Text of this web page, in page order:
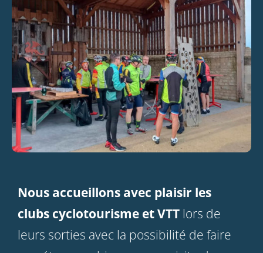
Nous accueillons avec plaisir les
clubs cyclotourisme et VTT lors de
leurs sorties avec la possibilité de faire